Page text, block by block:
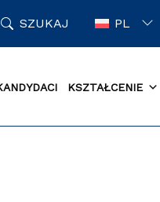
SZUKAJ PL
KSZTAŁCENIE